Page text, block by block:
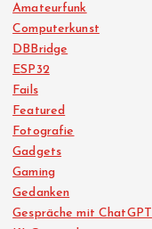
Amateurfunk
Computerkunst
DBBridge
ESP32
Fails
Featured
Fotografie
Gadgets
Gaming
Gedanken
Gespräche mit ChatGPT